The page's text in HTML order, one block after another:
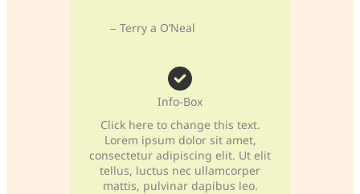
– Terry a O’Neal
Info-Box
Click here to change this text.
Lorem ipsum dolor sit amet,
consectetur adipiscing elit. Ut elit
tellus, luctus nec ullamcorper
mattis, pulvinar dapibus leo.